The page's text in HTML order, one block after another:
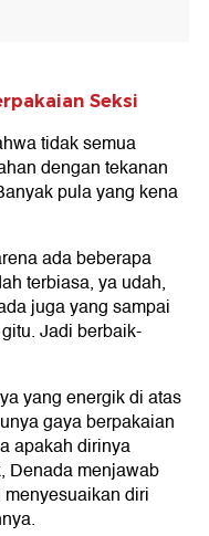
Seksi
tidak semua
dengan tekanan
pula yang kena
ada beberapa
terbiasa, ya udah,
juga yang sampai
Jadi berbaik-
yang energik di atas
gaya berpakaian
apakah dirinya
Denada menjawab
diri